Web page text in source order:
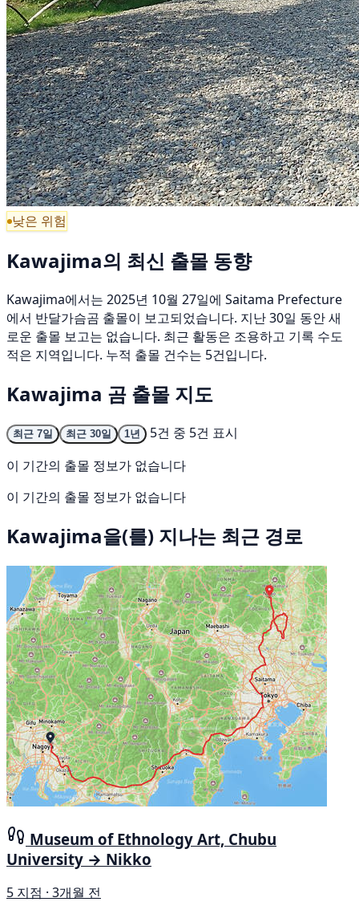
낮은 위험
Kawajima의 최신 출몰 동향
Kawajima에서는 2025년 10월 27일에 Saitama Prefecture
에서 반달가슴곰 출몰이 보고되었습니다. 지난 30일 동안 새
로운 출몰 보고는 없습니다. 최근 활동은 조용하고 기록 수도
적은 지역입니다. 누적 출몰 건수는 5건입니다.
Kawajima 곰 출몰 지도
최근 7일 최근 30일 1년
5건 중 5건 표시
이 기간의 출몰 정보가 없습니다
이 기간의 출몰 정보가 없습니다
Kawajima을(를) 지나는 최근 경로
Museum of Ethnology Art, Chubu
University → Nikko
5 지점 · 3개월 전